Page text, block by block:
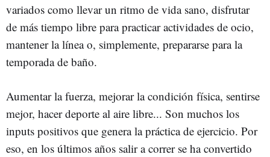
variados como llevar un ritmo de vida sano, disfrutar
de más tiempo libre para practicar actividades de ocio,
mantener la línea o, simplemente, prepararse para la
temporada de baño.
Aumentar la fuerza, mejorar la condición física, sentirse
mejor, hacer deporte al aire libre... Son muchos los
inputs positivos que genera la práctica de ejercicio. Por
eso, en los últimos años salir a correr se ha convertido